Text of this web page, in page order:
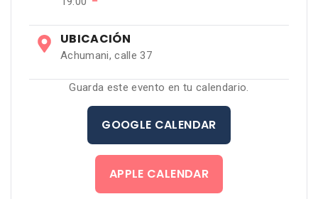
UBICACIÓN
Achumani, calle 37
Guarda este evento en tu calendario.
GOOGLE CALENDAR
APPLE CALENDAR